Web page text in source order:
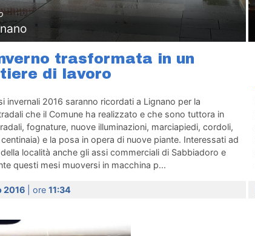
trasformata in un
di lavoro
invernali 2016 saranno ricordati a Lignano per la
che il Comune ha realizzato e che sono tuttora in
fognature, nuove illuminazioni, marciapiedi, cordoli,
e la posa in opera di nuove piante. Interessati ad
località anche gli assi commerciali di Sabbiadoro e
questi mesi muoversi in macchina p...
2016 | ore 11:34